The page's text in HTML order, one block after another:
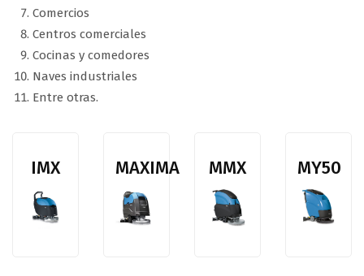
Comercios
Centros comerciales
Cocinas y comedores
Naves industriales
Entre otras.
IMX MAXIMA MMX MY50